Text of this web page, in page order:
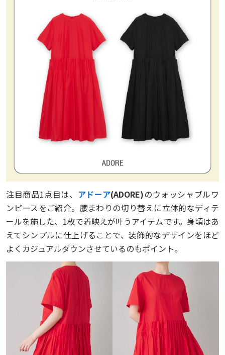
注目商品1点目は、 アドーア(ADORE)のウォッシャブルワ
ンピースをご紹介。腰まわりの切り替えに立体的なディテ
ールを施した、1枚で着映えが叶うアイテムです。身頃はあ
えてシンプルに仕上げることで、装飾的なデザインをほど
よくカジュアルダウンさせているのもポイント。